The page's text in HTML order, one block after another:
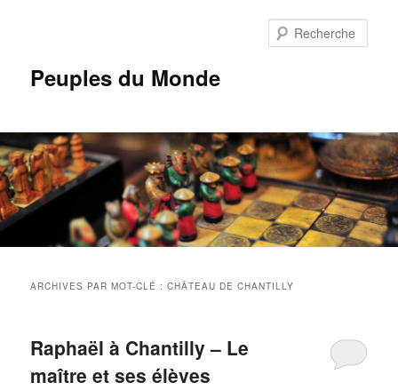
Peuples du Monde
ARCHIVES PAR MOT-CLÉ :CHÂTEAU DE CHANTILLY
Raphaël à Chantilly – Le
maître et ses élèves